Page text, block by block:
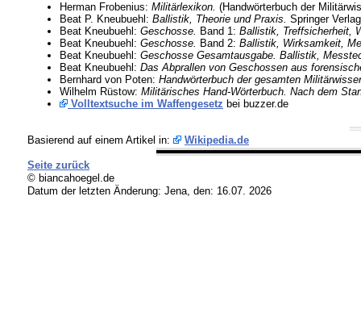
Herman Frobenius: Militärlexikon. (Handwörterbuch der
Beat P. Kneubuehl: Ballistik, Theorie und Praxis. Springer
Beat Kneubuehl: Geschosse. Band 1: Ballistik, Treffsicherheit,
Beat Kneubuehl: Geschosse. Band 2: Ballistik, Wirksamkeit,
Beat Kneubuehl: Geschosse Gesamtausgabe. Ballistik,
Beat Kneubuehl: Das Abprallen von Geschossen aus
Bernhard von Poten: Handwörterbuch der gesamten
Wilhelm Rüstow: Militärisches Hand-Wörterbuch. Nach dem
Volltextsuche im Waffengesetz bei buzzer.de
Basierend auf einem Artikel in: Wikipedia.de
Seite zurück
© biancahoegel.de
Datum der letzten Änderung: Jena, den: 16.07. 2026